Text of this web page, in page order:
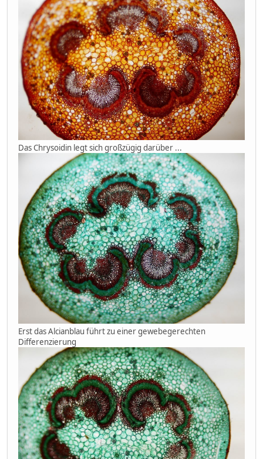
Das Chrysoidin legt sich großzügig darüber ...
Erst das Alcianblau führt zu einer gewebegerechten
Differenzierung